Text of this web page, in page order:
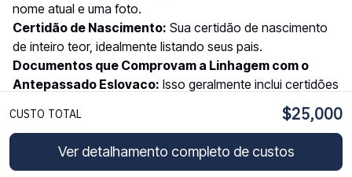
nome atual e uma foto.
Certidão de Nascimento: Sua certidão de nascimento
de inteiro teor, idealmente listando seus pais.
Documentos que Comprovam a Linhagem com o
Antepassado Eslovaco: Isso geralmente inclui certidões
de nascimento, casamento e óbito, conforme aplicável,
para cada geração que liga você ao antepassado que era
Prova da Cidadania do Antepassado:Documentos
CUSTO TOTAL $25,000
Ver detalhamento completo de custos